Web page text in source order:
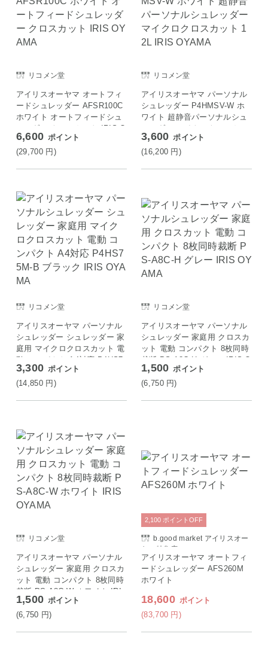
リコメン堂
アイリスオーヤマ オートフィ
ードシュレッダー AFSR100C
ホワイト オートフィードシュ
レッダー クロスカット IRIS O
YAMA
6,600 ポイント
(29,700 円)
リコメン堂
アイリスオーヤマ パーソナル
シュレッダー P4HMSV-W ホ
ワイト 超静音パーソナルシュ
レッダー マイクロクロスカッ
ト 12L IRIS OYAMA
3,600 ポイント
(16,200 円)
リコメン堂
アイリスオーヤマ パーソナル
シュレッダー シュレッダー 家
庭用 マイクロクロスカット 電
動 コンパクト A4対応 P4HS7
5M-B ブラック IRIS OYAMA
3,300 ポイント
(14,850 円)
リコメン堂
アイリスオーヤマ パーソナル
シュレッダー 家庭用 クロスカ
ット 電動 コンパクト 8枚同時
裁断 PS-A8C-H グレー IRIS O
YAMA
1,500 ポイント
(6,750 円)
リコメン堂
アイリスオーヤマ パーソナル
シュレッダー 家庭用 クロスカ
ット 電動 コンパクト 8枚同時
裁断 PS-A8C-W ホワイト IRI
S OYAMA
1,500 ポイント
(6,750 円)
b.good market アイリスオー
ヤマ特集店
アイリスオーヤマ オートフィ
ードシュレッダー AFS260M
ホワイト
18,600 ポイント
(83,700 円)
2,100 ポイント OFF